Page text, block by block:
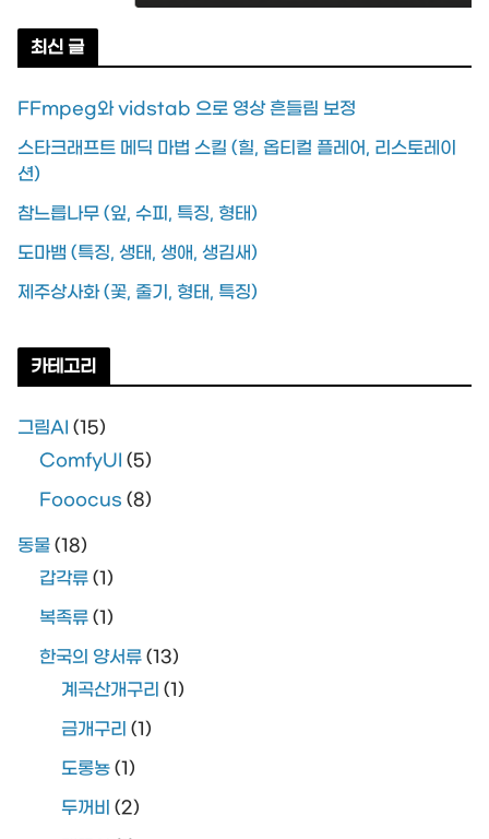
최신 글
FFmpeg와 vidstab 으로 영상 흔들림 보정
스타크래프트 메딕 마법 스킬 (힐, 옵티컬 플레어, 리스토레이
션)
참느릅나무 (잎, 수피, 특징, 형태)
도마뱀 (특징, 생태, 생애, 생김새)
제주상사화 (꽃, 줄기, 형태, 특징)
카테고리
그림AI (15)
ComfyUI (5)
Fooocus (8)
동물 (18)
갑각류 (1)
복족류 (1)
한국의 양서류 (13)
계곡산개구리 (1)
금개구리 (1)
도롱뇽 (1)
두꺼비 (2)